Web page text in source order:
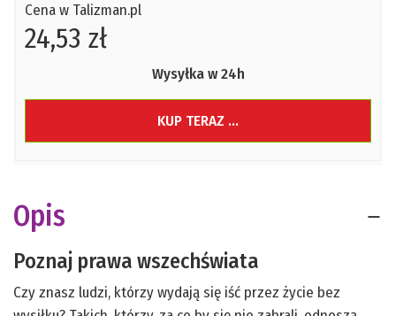
Cena w Talizman.pl
24,53 zł
Wysyłka w 24h
KUP TERAZ ...
Opis
Poznaj prawa wszechświata
Czy znasz ludzi, którzy wydają się iść przez życie bez